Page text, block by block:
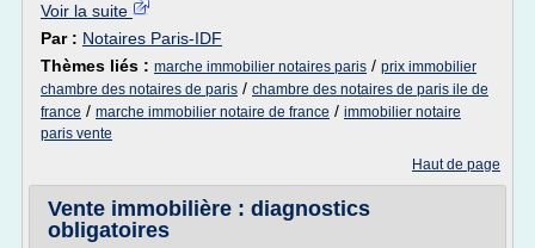
Voir la suite
Par : Notaires Paris-IDF
Thèmes liés : marche immobilier notaires paris / prix immobilier
chambre des notaires de paris / chambre des notaires de paris ile de
france / marche immobilier notaire de france / immobilier notaire
paris vente
Haut de page
Vente immobilière : diagnostics
obligatoires